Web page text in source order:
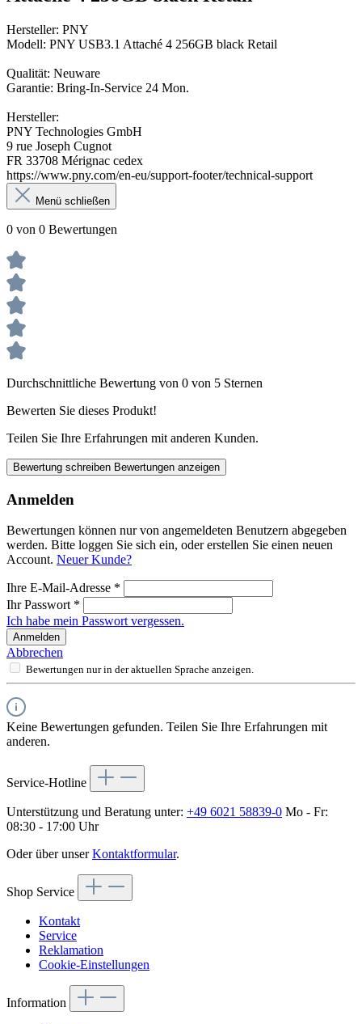
Hersteller: PNY
Modell: PNY USB3.1 Attaché 4 256GB black Retail
Qualität: Neuware
Garantie: Bring-In-Service 24 Mon.
Hersteller:
PNY Technologies GmbH
9 rue Joseph Cugnot
FR 33708 Mérignac cedex
https://www.pny.com/en-eu/support-footer/technical-support
Menü schließen
0 von 0 Bewertungen
Durchschnittliche Bewertung von 0 von 5 Sternen
Bewerten Sie dieses Produkt!
Teilen Sie Ihre Erfahrungen mit anderen Kunden.
Bewertung schreiben Bewertungen anzeigen
Anmelden
Bewertungen können nur von angemeldeten Benutzern abgegeben
werden. Bitte loggen Sie sich ein, oder erstellen Sie einen neuen
Account. Neuer Kunde?
Ihre E-Mail-Adresse *
Ihr Passwort *
Ich habe mein Passwort vergessen.
Anmelden
Abbrechen
Bewertungen nur in der aktuellen Sprache anzeigen.
Keine Bewertungen gefunden. Teilen Sie Ihre Erfahrungen mit
anderen.
Service-Hotline
Unterstützung und Beratung unter: +49 6021 58839-0 Mo - Fr:
08:30 - 17:00 Uhr
Oder über unserKontaktformular.
Shop Service
Kontakt
Service
Reklamation
Cookie-Einstellungen
Information